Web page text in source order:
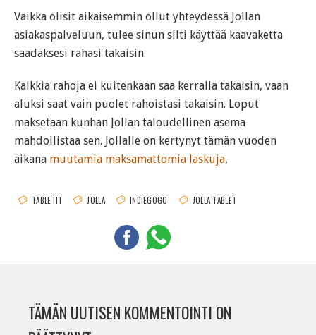
Vaikka olisit aikaisemmin ollut yhteydessä Jollan
asiakaspalveluun, tulee sinun silti käyttää kaavaketta
saadaksesi rahasi takaisin.
Kaikkia rahoja ei kuitenkaan saa kerralla takaisin, vaan
aluksi saat vain puolet rahoistasi takaisin. Loput
maksetaan kunhan Jollan taloudellinen asema
mahdollistaa sen. Jollalle on kertynyt tämän vuoden
aikana muutamia maksamattomia laskuja,
TABLETIT JOLLA INDIEGOGO JOLLA TABLET
TÄMÄN UUTISEN KOMMENTOINTI ON